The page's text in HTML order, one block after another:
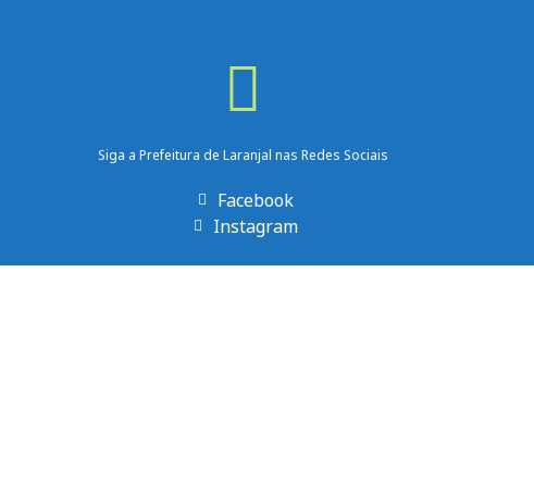
Siga a Prefeitura de Laranjal nas Redes Sociais
Facebook
Instagram